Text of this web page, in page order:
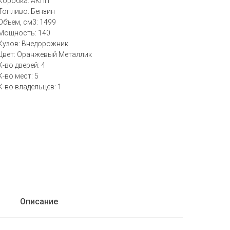
Бензин
см3: 1499
140
Внедорожник
Оранжевый Металлик
во дверей: 4
во мест: 5
во владельцев: 1
Описание